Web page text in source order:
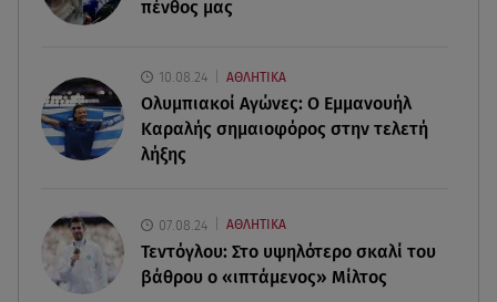
Συνελήφθη 31χρονος για τις δολοφονίες του
07.08.26 , 12:51
Μαριαλένα Ρουμελιώτη: Δύο -υπέροχοι- μήνες
τον γιο της
Τουρισμός για όλους: Συνεχίζονται οι αιτήσεις –
Ποιοι κάνουν σήμερα
πένθος μας
10.08.24 ΑΘΛΗΤΙΚΑ
Ολυμπιακοί Αγώνες: Ο Εμμανουήλ
Καραλής σημαιοφόρος στην τελετή
λήξης
07.08.24 ΑΘΛΗΤΙΚΑ
Τεντόγλου: Στο υψηλότερο σκαλί του
βάθρου ο «ιπτάμενος» Μίλτος